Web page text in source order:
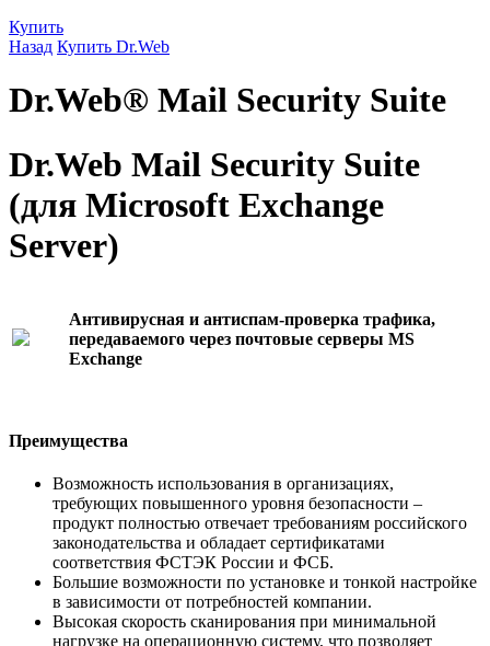
Купить
Назад Купить Dr.Web
Dr.Web® Mail Security Suite
Dr.Web Mail Security Suite
(для Microsoft Exchange
Server)
Антивирусная и антиспам-проверка трафика,
передаваемого через почтовые серверы MS
Exchange
Преимущества
Возможность использования в организациях,
требующих повышенного уровня безопасности –
продукт полностью отвечает требованиям российского
законодательства и обладает сертификатами
соответствия ФСТЭК России и ФСБ.
Большие возможности по установке и тонкой настройке
в зависимости от потребностей компании.
Высокая скорость сканирования при минимальной
нагрузке на операционную систему, что позволяет